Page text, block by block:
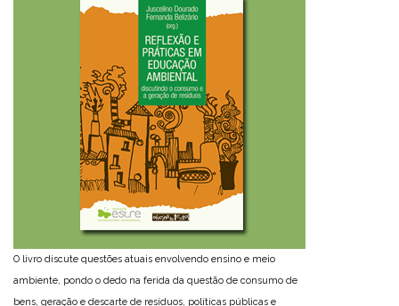
O livro discute questões atuais envolvendo ensino e meio
ambiente, pondo o dedo na ferida da questão de consumo de
bens, geração e descarte de resíduos, políticas públicas e